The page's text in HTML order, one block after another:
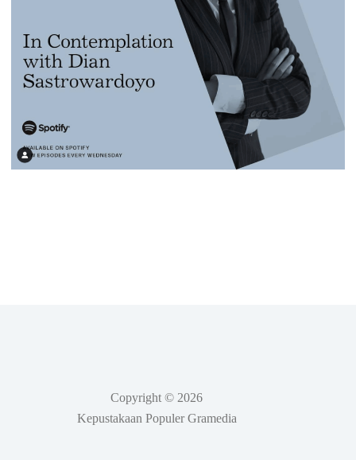
Copyright © 2026
Kepustakaan Populer Gramedia